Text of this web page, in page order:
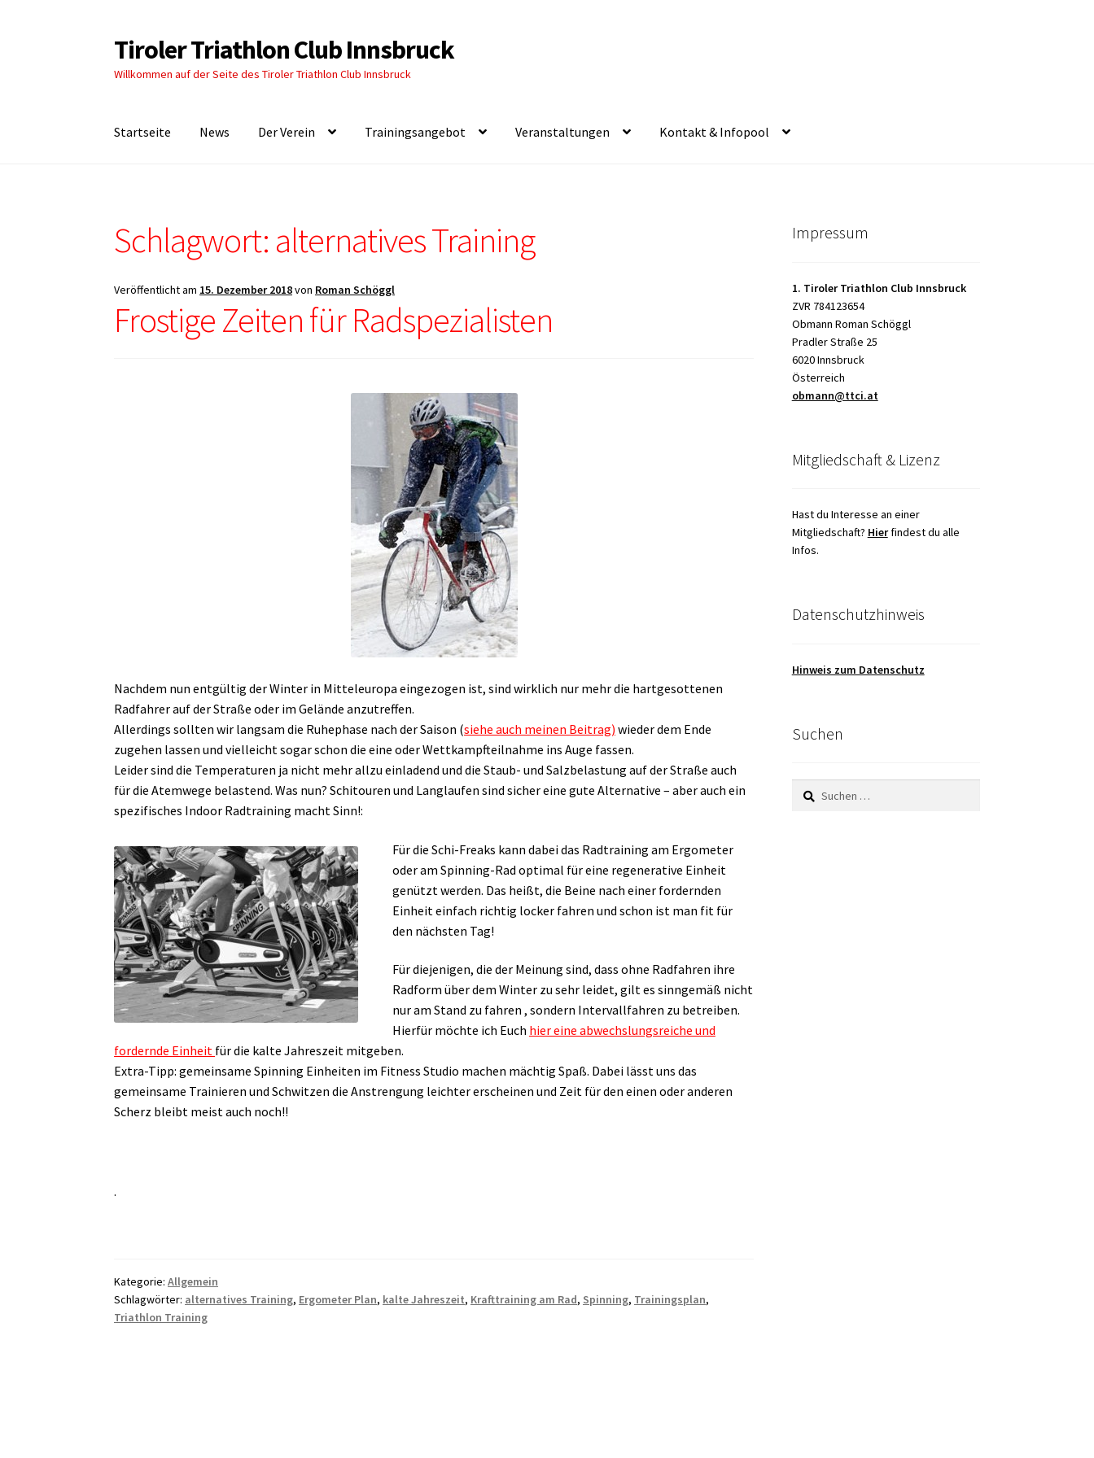
Zur
Navigation
springen
Zum
Inhalt
springen
Tiroler Triathlon Club Innsbruck
Willkommen auf der Seite des Tiroler Triathlon Club Innsbruck
Startseite News Der Verein Trainingsangebot Veranstaltungen Kontakt & Infopool
Schlagwort: alternatives Training
Veröffentlicht am 15. Dezember 2018von Roman Schöggl
Frostige Zeiten für Radspezialisten
Nachdem nun entgültig der Winter in Mitteleuropa eingezogen ist, sind wirklich nur mehr die hartgesottenen
Radfahrer auf der Straße oder im Gelände anzutreffen.
Allerdings sollten wir langsam die Ruhephase nach der Saison (siehe auch meinen Beitrag) wieder dem Ende
zugehen lassen und vielleicht sogar schon die eine oder Wettkampfteilnahme ins Auge fassen.
Leider sind die Temperaturen ja nicht mehr allzu einladend und die Staub- und Salzbelastung auf der Straße auch
für die Atemwege belastend. Was nun? Schitouren und Langlaufen sind sicher eine gute Alternative – aber auch ein
spezifisches Indoor Radtraining macht Sinn!:
Für die Schi-Freaks kann dabei das Radtraining am Ergometer
oder am Spinning-Rad optimal für eine regenerative Einheit
genützt werden. Das heißt, die Beine nach einer fordernden
Einheit einfach richtig locker fahren und schon ist man fit für
den nächsten Tag!
Für diejenigen, die der Meinung sind, dass ohne Radfahren ihre
Radform über dem Winter zu sehr leidet, gilt es sinngemäß nicht
nur am Stand zu fahren , sondern Intervallfahren zu betreiben.
Hierfür möchte ich Euch hier eine abwechslungsreiche und
fordernde Einheit für die kalte Jahreszeit mitgeben.
Extra-Tipp: gemeinsame Spinning Einheiten im Fitness Studio machen mächtig Spaß. Dabei lässt uns das
gemeinsame Trainieren und Schwitzen die Anstrengung leichter erscheinen und Zeit für den einen oder anderen
Scherz bleibt meist auch noch!!
.
Kategorie:Allgemein
Schlagwörter: alternatives Training, Ergometer Plan, kalte Jahreszeit, Krafttraining am Rad, Spinning, Trainingsplan,
Triathlon Training
Impressum
1. Tiroler Triathlon Club Innsbruck
ZVR 784123654
Obmann Roman Schöggl
Pradler Straße 25
6020 Innsbruck
Österreich
obmann@ttci.at
Mitgliedschaft & Lizenz
Hast du Interesse an einer
Mitgliedschaft? Hierfindest du alle
Infos.
Datenschutzhinweis
Hinweis zum Datenschutz
Suchen
Suchen
nach: